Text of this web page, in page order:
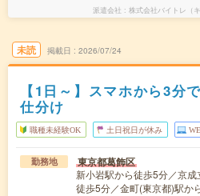
派遣会社 株式会社バイトレ（
未読 掲載日 2026/07/24
【1日～】スマホから3分
仕分け
職種未経験OK 土日祝日が休み
勤務地 東京都葛飾区
新小岩駅から徒歩5分／京
徒歩5分／金町(東京都)駅か